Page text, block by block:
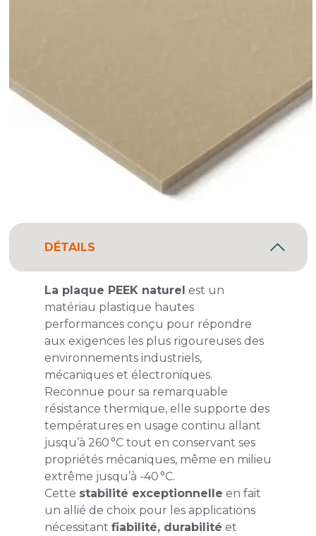
DÉTAILS
La plaque PEEK naturel est un
matériau plastique hautes
performances conçu pour répondre
aux exigences les plus rigoureuses des
environnements industriels,
mécaniques et électroniques.
Reconnue pour sa remarquable
résistance thermique, elle supporte des
températures en usage continu allant
jusqu’à 260 °C tout en conservant ses
propriétés mécaniques, même en milieu
extrême jusqu’à -40 °C.
Cette stabilité exceptionnelle en fait
un allié de choix pour les applications
nécessitant fiabilité, durabilité et